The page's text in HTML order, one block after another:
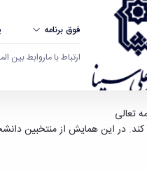
فوق برنامه
ارتباط با ماروابط بین
تعالی